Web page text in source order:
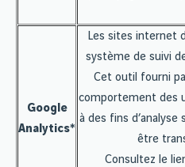
Google
Analytics*
Les sites internet
système de suivi
Cet outil fourni
comportement des
à des fins
être
Consultez le